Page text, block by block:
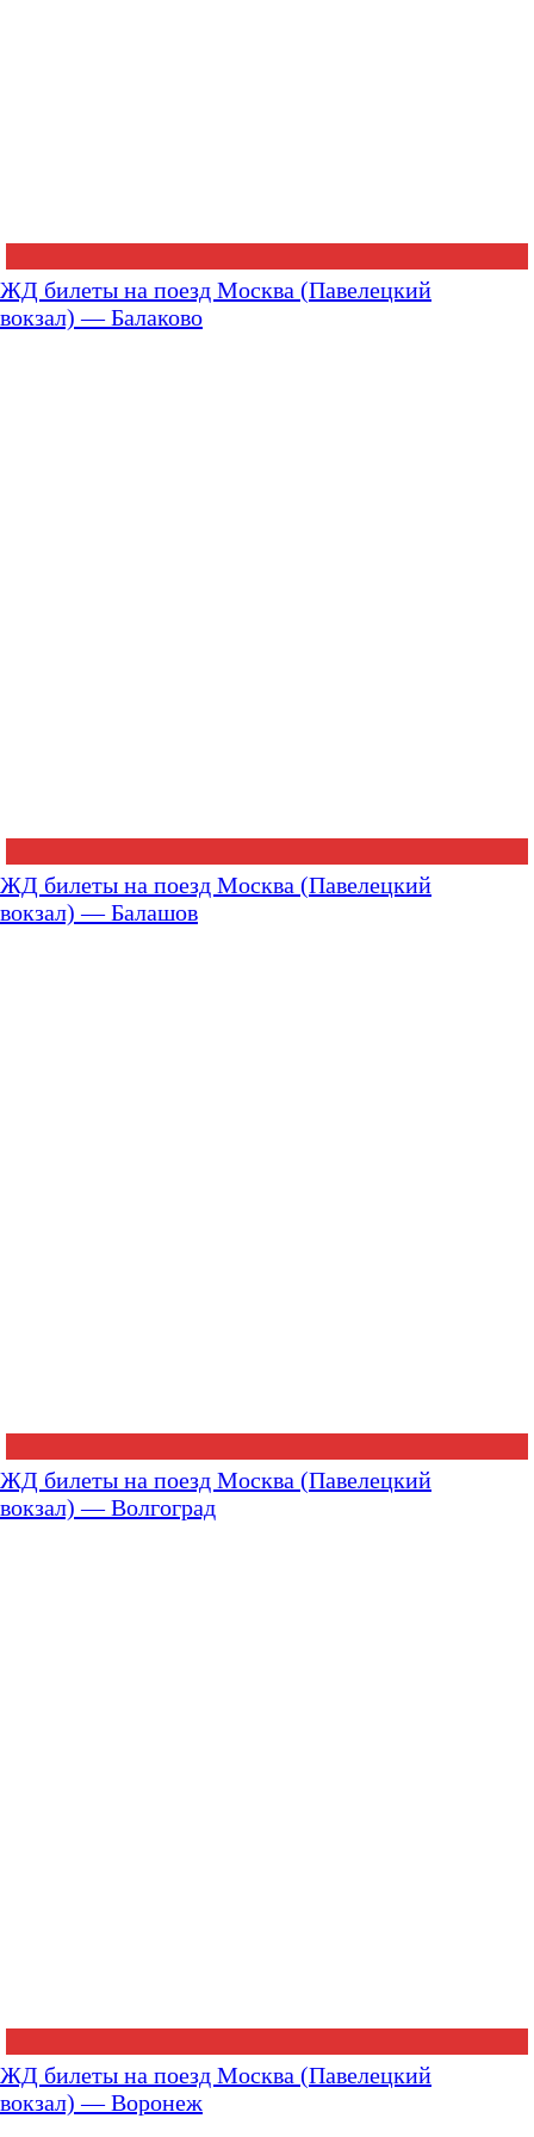
ЖД билеты на поезд Москва (Павелецкий
вокзал) — Балаково
ЖД билеты на поезд Москва (Павелецкий
вокзал) — Балашов
ЖД билеты на поезд Москва (Павелецкий
вокзал) — Волгоград
ЖД билеты на поезд Москва (Павелецкий
вокзал) — Воронеж